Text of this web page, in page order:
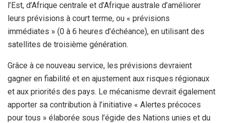
l’Est, d’Afrique centrale et d’Afrique australe d’améliorer
leurs prévisions à court terme, ou « prévisions
immédiates » (0 à 6 heures d’échéance), en utilisant des
satellites de troisième génération.
Grâce à ce nouveau service, les prévisions devraient
gagner en fiabilité et en ajustement aux risques régionaux
et aux priorités des pays. Le mécanisme devrait également
apporter sa contribution à l’initiative « Alertes précoces
pour tous » élaborée sous l’égide des Nations unies et du